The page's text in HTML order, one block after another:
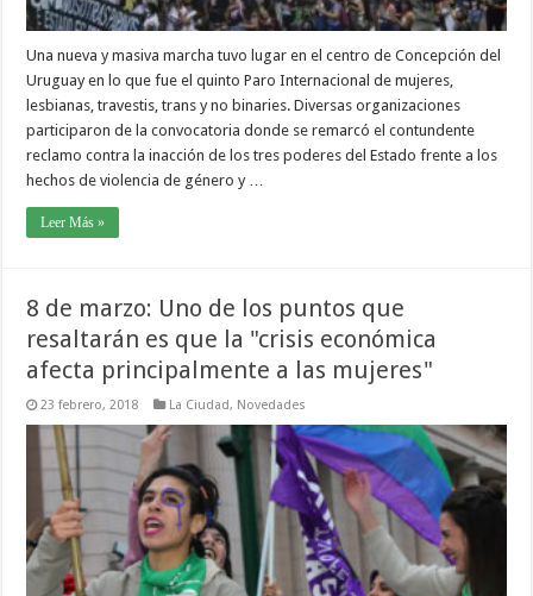
Una nueva y masiva marcha tuvo lugar en el centro de Concepción del
Uruguay en lo que fue el quinto Paro Internacional de mujeres,
lesbianas, travestis, trans y no binaries. Diversas organizaciones
participaron de la convocatoria donde se remarcó el contundente
reclamo contra la inacción de los tres poderes del Estado frente a los
hechos de violencia de género y …
Leer Más »
8 de marzo: Uno de los puntos que
resaltarán es que la "crisis económica
afecta principalmente a las mujeres"
23 febrero, 2018 La Ciudad, Novedades